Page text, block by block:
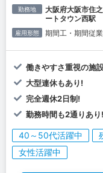
勤務地
大阪府大阪市住
ートタウン西駅
雇用形態 期間工・期間従
働きやすさ重視の施
大型連休もあり!
完全週休2日制!
勤務時間も2通りあり!
40～50代活躍中
女性活躍中